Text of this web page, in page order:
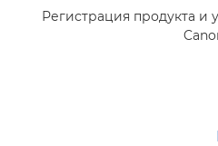
Регистрация продукта и